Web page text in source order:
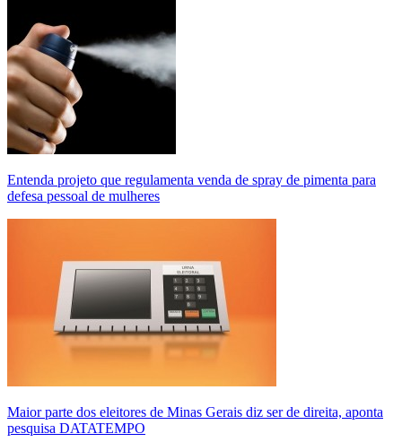
Entenda projeto que regulamenta venda de spray de pimenta para
defesa pessoal de mulheres
Maior parte dos eleitores de Minas Gerais diz ser de direita, aponta
pesquisa DATATEMPO